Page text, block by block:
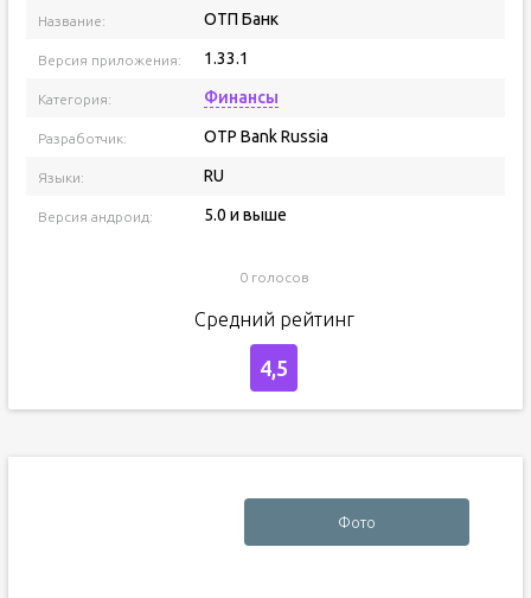
Название: ОТП Банк
Версия приложения: 1.33.1
Категория: Финансы
Разработчик: OTP Bank Russia
Языки: RU
Версия андроид: 5.0 и выше
0 голосов
Средний рейтинг
4,5
Фото